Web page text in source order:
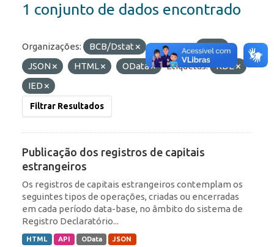
1 conjunto de dados encontrado
Organizações: BCB/Dstat Formatos:
API
JSON
HTML OData Etiquetas:
RDE
IED
Filtrar Resultados
Publicação dos registros de capitais
estrangeiros
Os registros de capitais estrangeiros contemplam os
seguintes tipos de operações, criadas ou encerradas
em cada período data-base, no âmbito do sistema de
Registro Declaratório...
HTML API OData JSON